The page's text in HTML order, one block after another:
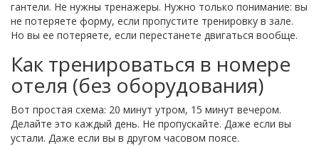
гантели. Не нужны тренажеры. Нужно только понимание: вы
не потеряете форму, если пропустите тренировку в зале.
Но вы ее потеряете, если перестанете двигаться вообще.
Как тренироваться в номере
отеля (без оборудования)
Вот простая схема: 20 минут утром, 15 минут вечером.
Делайте это каждый день. Не пропускайте. Даже если вы
устали. Даже если вы в другом часовом поясе.